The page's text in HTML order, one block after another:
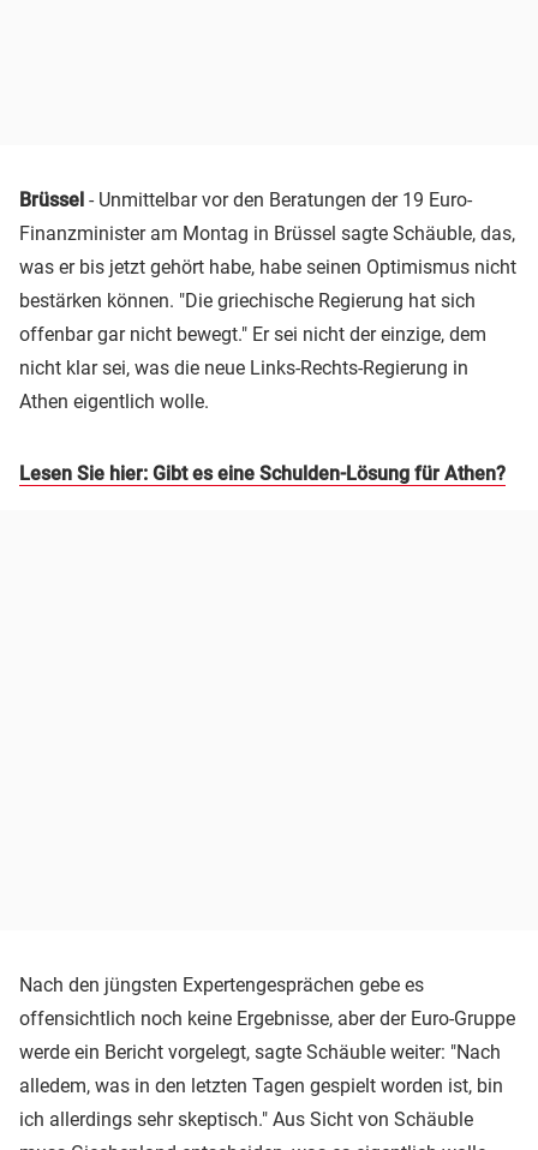
Brüssel - Unmittelbar vor den Beratungen der 19 Euro-
Finanzminister am Montag in Brüssel sagte Schäuble, das,
was er bis jetzt gehört habe, habe seinen Optimismus nicht
bestärken können. "Die griechische Regierung hat sich
offenbar gar nicht bewegt." Er sei nicht der einzige, dem
nicht klar sei, was die neue Links-Rechts-Regierung in
Athen eigentlich wolle.
Lesen Sie hier: Gibt es eine Schulden-Lösung für Athen?
Nach den jüngsten Expertengesprächen gebe es
offensichtlich noch keine Ergebnisse, aber der Euro-Gruppe
werde ein Bericht vorgelegt, sagte Schäuble weiter: "Nach
alledem, was in den letzten Tagen gespielt worden ist, bin
ich allerdings sehr skeptisch." Aus Sicht von Schäuble